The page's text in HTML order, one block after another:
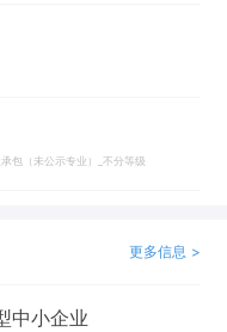
包（未公示专业）_不分等级
更多信息 >
中小企业